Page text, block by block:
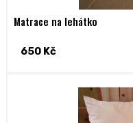
Matrace na lehátko
650 Kč